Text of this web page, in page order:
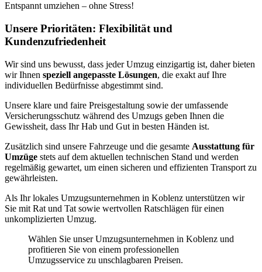
Entspannt umziehen – ohne Stress!
Unsere Prioritäten: Flexibilität und
Kundenzufriedenheit
Wir sind uns bewusst, dass jeder Umzug einzigartig ist, daher bieten
wir Ihnen speziell angepasste Lösungen, die exakt auf Ihre
individuellen Bedürfnisse abgestimmt sind.
Unsere klare und faire Preisgestaltung sowie der umfassende
Versicherungsschutz während des Umzugs geben Ihnen die
Gewissheit, dass Ihr Hab und Gut in besten Händen ist.
Zusätzlich sind unsere Fahrzeuge und die gesamte Ausstattung für
Umzüge stets auf dem aktuellen technischen Stand und werden
regelmäßig gewartet, um einen sicheren und effizienten Transport zu
gewährleisten.
Als Ihr lokales Umzugsunternehmen in Koblenz unterstützen wir
Sie mit Rat und Tat sowie wertvollen Ratschlägen für einen
unkomplizierten Umzug.
Wählen Sie unser Umzugsunternehmen in Koblenz und
profitieren Sie von einem professionellen
Umzugsservice zu unschlagbaren Preisen.